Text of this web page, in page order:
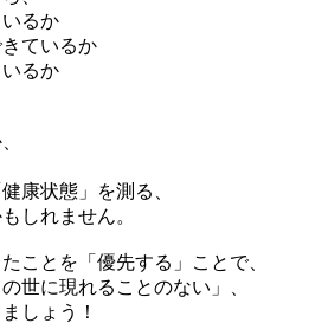
るか
ているか
いるか
康状態」を測る、
しれません。
ことを「優先する」ことで、
世に現れることのない」、
しょう！